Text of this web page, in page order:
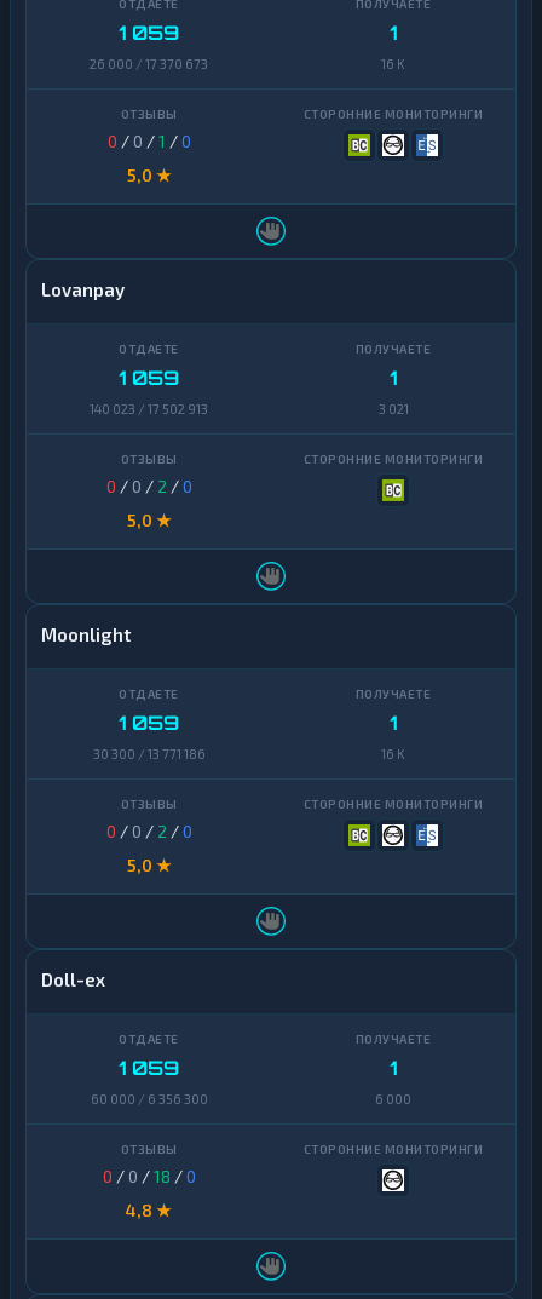
1 059
26 000 / 17 370 673
1
16 K
0 / 0 /1 /0
5,0 ★
Lovanpay
1 059
140 023 / 17 502 913
1
3 021
0 / 0 / 2 /0
5,0 ★
Moonlight
1 059
30 300 / 13 771 186
1
16 K
0 / 0 / 2 /0
5,0 ★
Doll-ex
1 059
60 000 / 6 356 300
1
6 000
0 / 0 /18 /0
4,8 ★